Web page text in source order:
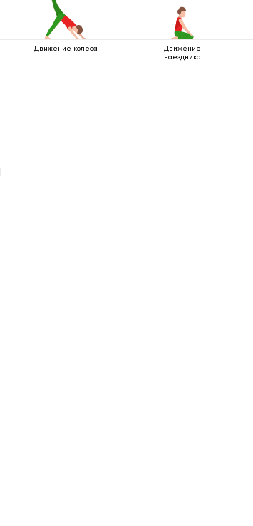
Движение колеса
Движение
наездника